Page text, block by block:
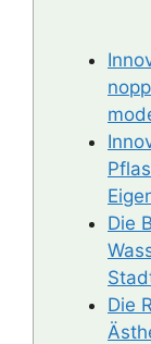
Die
Die